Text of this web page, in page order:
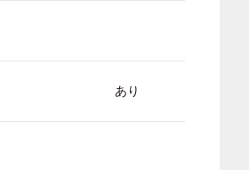
あり